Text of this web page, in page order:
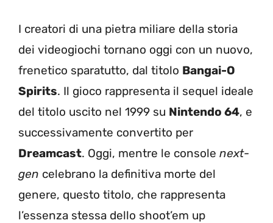
I creatori di una pietra miliare della storia
dei videogiochi tornano oggi con un nuovo,
frenetico sparatutto, dal titolo Bangai-O
Spirits. Il gioco rappresenta il sequel ideale
del titolo uscito nel 1999 su Nintendo 64, e
successivamente convertito per
Dreamcast. Oggi, mentre le console next-
gen celebrano la definitiva morte del
genere, questo titolo, che rappresenta
l’essenza stessa dello shoot’em up